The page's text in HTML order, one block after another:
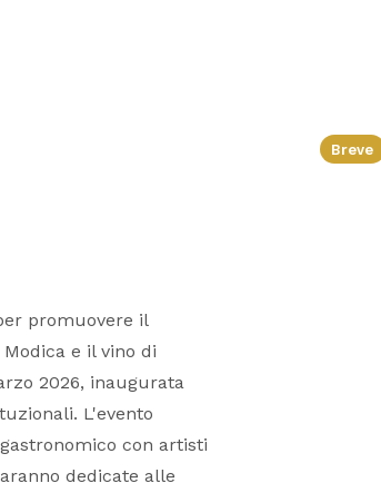
promuovere il
e il vino di
2026, inaugurata
L'evento
con artisti
dedicate alle
Breve